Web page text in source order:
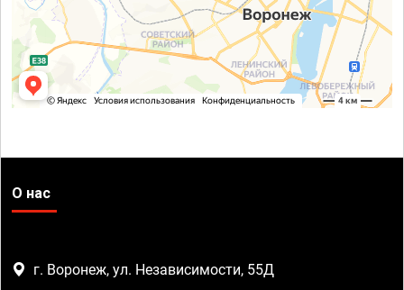
О нас
г. Воронеж, ул. Независимости, 55Д